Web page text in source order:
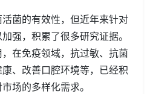
菌的有效性，但近年来针对
强，积累了很多研究证据。
在免疫领域，抗过敏、抗菌
、改善口腔环境等，已经积
场的多样化需求。